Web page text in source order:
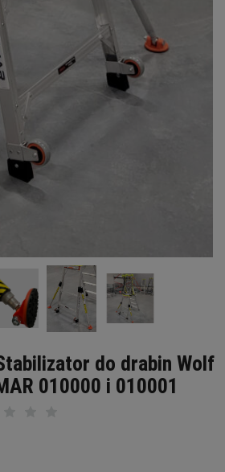
do drabin Wolf
010000 i 010001